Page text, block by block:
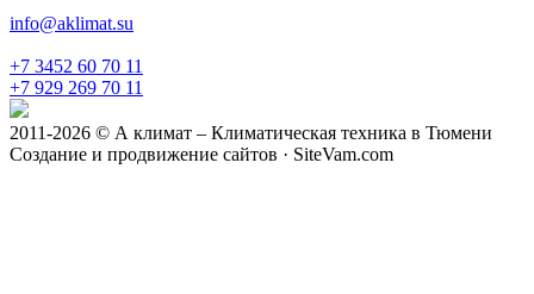
info@aklimat.su
+7 3452 60 70 11
+7 929 269 70 11
2011-2026 © А климат – Климатическая техника в Тюмени
Создание и продвижение сайтов · SiteVam.com